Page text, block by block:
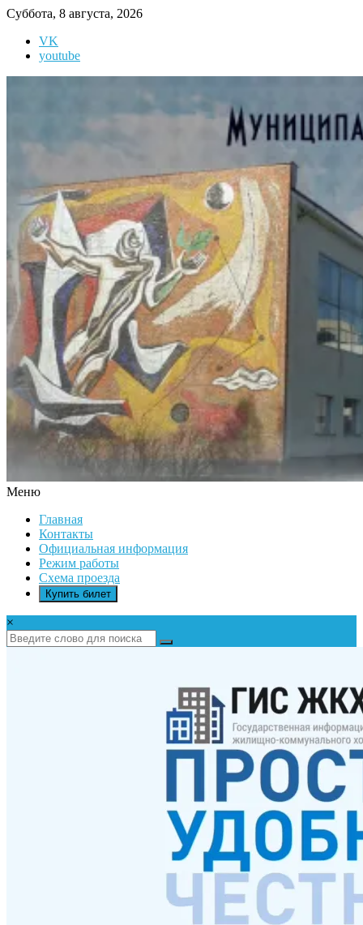
Перейти
содержимому
Суббота, 8 августа, 2026
VK
youtube
ИКАР
Меню
Главная
Контакты
Официальная информация
Режим работы
Схема проезда
Купить билет
×